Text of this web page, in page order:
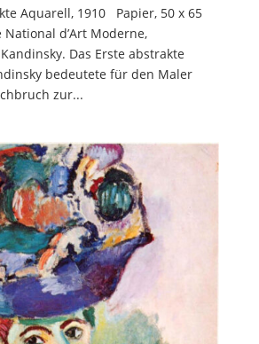
Aquarell, 1910 Papier, 50 x 65
National d’Art Moderne,
Das Erste abstrakte
bedeutete für den Maler
zur...